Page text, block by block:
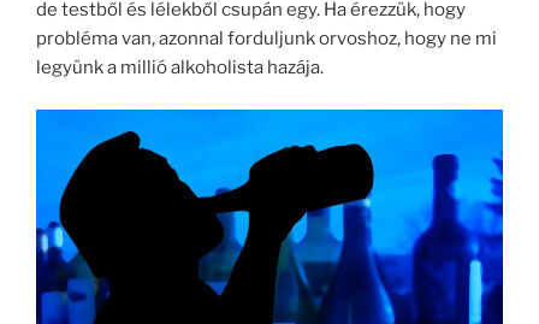
de testből és lélekből csupán egy. Ha érezzük, hogy
probléma van, azonnal forduljunk orvoshoz, hogy ne mi
legyünk a millió alkoholista hazája.